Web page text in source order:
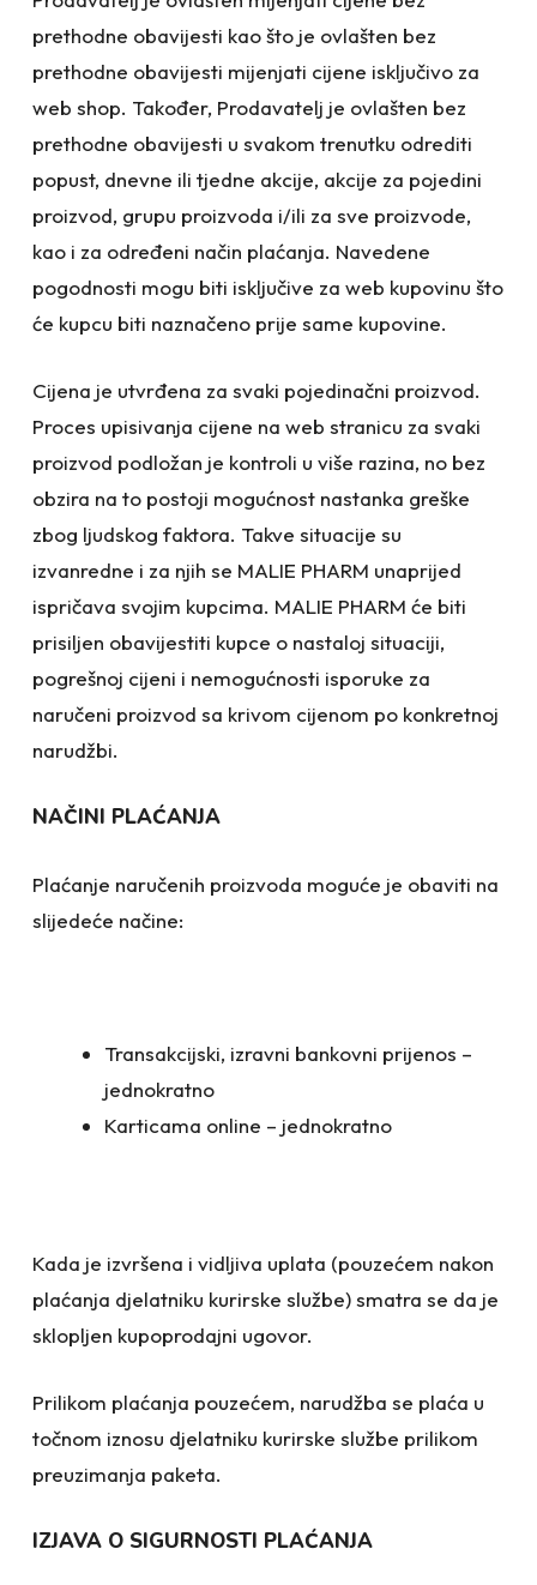
prethodne obavijesti kao što je ovlašten bez
prethodne obavijesti mijenjati cijene isključivo za
web shop. Također, Prodavatelj je ovlašten bez
prethodne obavijesti u svakom trenutku odrediti
popust, dnevne ili tjedne akcije, akcije za pojedini
proizvod, grupu proizvoda i/ili za sve proizvode,
kao i za određeni način plaćanja. Navedene
pogodnosti mogu biti isključive za web kupovinu što
će kupcu biti naznačeno prije same kupovine.
Cijena je utvrđena za svaki pojedinačni proizvod.
Proces upisivanja cijene na web stranicu za svaki
proizvod podložan je kontroli u više razina, no bez
obzira na to postoji mogućnost nastanka greške
zbog ljudskog faktora. Takve situacije su
izvanredne i za njih se MALIE PHARM unaprijed
ispričava svojim kupcima. MALIE PHARM će biti
prisiljen obavijestiti kupce o nastaloj situaciji,
pogrešnoj cijeni i nemogućnosti isporuke za
naručeni proizvod sa krivom cijenom po konkretnoj
narudžbi.
NAČINI PLAĆANJA
Plaćanje naručenih proizvoda moguće je obaviti na
slijedeće načine:
Transakcijski, izravni bankovni prijenos –
jednokratno
Karticama online – jednokratno
Kada je izvršena i vidljiva uplata (pouzećem nakon
plaćanja djelatniku kurirske službe) smatra se da je
sklopljen kupoprodajni ugovor.
Prilikom plaćanja pouzećem, narudžba se plaća u
točnom iznosu djelatniku kurirske službe prilikom
preuzimanja paketa.
IZJAVA O SIGURNOSTI PLAĆANJA